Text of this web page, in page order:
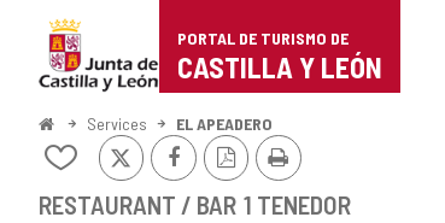
Portal
de
Turismo
Castilla
PORTAL DE TURISMO DE
CASTILLA Y LEÓN
<
Accueil
Services EL APEADERO
Ajouter/retirer
contenu
X FacebookVersion
PDF
Imprimer
RESTAURANT / BAR 1 TENEDOR